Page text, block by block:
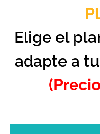
Elige el
adapte a